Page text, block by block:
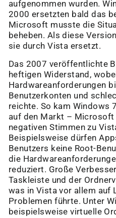
aufgenommen wurden.
2000 ersetzten bald das
Microsoft musste die
beheben. Als diese
sie durch Vista ersetzt.
Das 2007 veröffentlichte
heftigen Widerstand,
Hardwareanforderungen
Benutzerkonten und
reichte. So kam Windows
auf den Markt – Microsoft
negativen Stimmen zu
Beispielsweise dürfen
Benutzers keine Root-
die
reduziert. Große
Taskleiste und der
was in Vista vor allem auf
Problemen führte. Unter
beispielsweise virtuelle